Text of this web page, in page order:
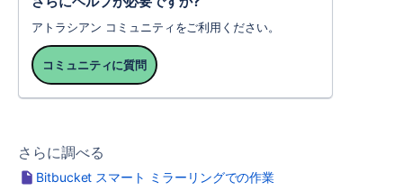
アトラシアン コミュニティをご利用ください。
コミュニティに質問
さらに調べる
Bitbucket スマート ミラーリングでの作業